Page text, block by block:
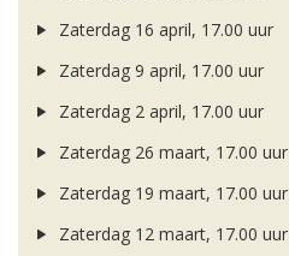
Zaterdag 16 april, 17.00 uur
Zaterdag 9 april, 17.00 uur
Zaterdag 2 april, 17.00 uur
Zaterdag 26 maart, 17.00 uur
Zaterdag 19 maart, 17.00 uur
Zaterdag 12 maart, 17.00 uur